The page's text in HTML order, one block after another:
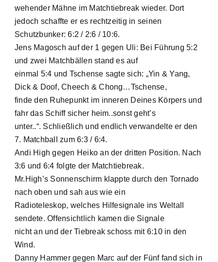
wehender Mähne im Matchtiebreak wieder. Dort
jedoch schaffte er es rechtzeitig in seinen
Schutzbunker: 6:2 / 2:6 / 10:6.
Jens Magosch auf der 1 gegen Uli: Bei Führung 5:2
und zwei Matchbällen stand es auf
einmal 5:4 und Tschense sagte sich: „Yin & Yang,
Dick & Doof, Cheech & Chong…Tschense,
finde den Ruhepunkt im inneren Deines Körpers und
fahr das Schiff sicher heim..sonst geht’s
unter..“. Schließlich und endlich verwandelte er den
7. Matchball zum 6:3 / 6:4.
Andi High gegen Heiko an der dritten Position. Nach
3:6 und 6:4 folgte der Matchtiebreak.
Mr.High’s Sonnenschirm klappte durch den Tornado
nach oben und sah aus wie ein
Radioteleskop, welches Hilfesignale ins Weltall
sendete. Offensichtlich kamen die Signale
nicht an und der Tiebreak schoss mit 6:10 in den
Wind.
Danny Hammer gegen Marc auf der Fünf fand sich in